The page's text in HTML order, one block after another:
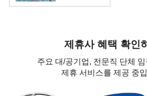
제휴사 혜택 확인
주요 대/공기업, 전문직 단체 임
제휴 서비스를 제공 중